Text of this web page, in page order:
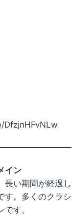
イン
い期間が経過
す。多くのクラ
す。